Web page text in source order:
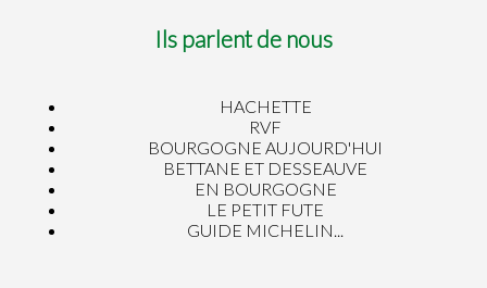
Ils parlent de nous
HACHETTE
RVF
BOURGOGNE AUJOURD'HUI
BETTANE ET DESSEAUVE
EN BOURGOGNE
LE PETIT FUTE
GUIDE MICHELIN...